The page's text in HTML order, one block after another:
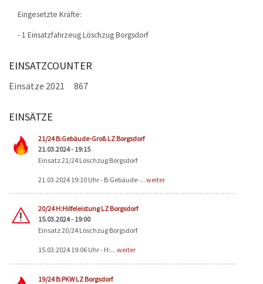
Eingesetzte Kräfte:
- 1 Einsatzfahrzeug Löschzug Borgsdorf
EINSATZCOUNTER
Einsätze 2021 867
EINSÄTZE
21/24 B:Gebäude-Groß LZ Borgsdorf
21.03.2024 - 19:15
Einsatz 21/24 Löschzug Borgsdorf
21.03.2024 19:10 Uhr - B:Gebäude-... weiter
20/24 H:Hilfeleistung LZ Borgsdorf
15.03.2024 - 19:00
Einsatz 20/24 Löschzug Borgsdorf
15.03.2024 19:06 Uhr - H:... weiter
19/24 B:PKW LZ Borgsdorf
Seiten